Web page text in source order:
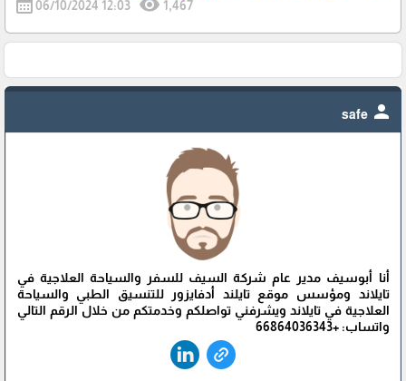
06/10/2024 12:03 1,467
person
أنا أبوسيف مدير عام شركة السيف للسفر والسياحة العلاجية في
تايلاند ومؤسس موقع تايلند أدفايزور للتنسيق الطبي والسياحة
العلاجية في تايلاند ويشرفني تواصلكم وخدمتكم من خلال الرقم التالي
واتساب: +66864036343